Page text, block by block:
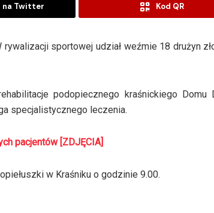
na Twitter Kod QR
sportowej udział weźmie 18 drużyn
podopiecznego kraśnickiego Domu
specjalistycznego leczenia.
pacjentów [ZDJĘCIA]
w Kraśniku o godzinie 9.00.